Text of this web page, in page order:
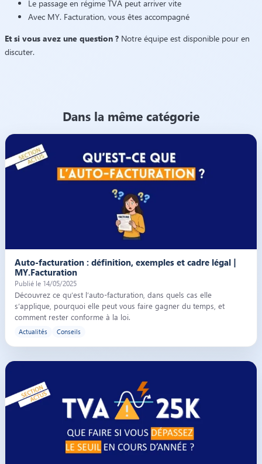
Le passage en régime TVA peut arriver vite
Avec MY. Facturation, vous êtes accompagné
Et si vous avez une question ? Notre équipe est disponible pour en
discuter.
Dans la même catégorie
Auto-facturation : définition, exemples et cadre légal |
MY.Facturation
Publié le 14/05/2025
Découvrez ce qu’est l’auto-facturation, dans quels cas elle
s’applique, pourquoi elle peut vous faire gagner du temps, et
comment rester conforme à la loi.
Actualités Conseils